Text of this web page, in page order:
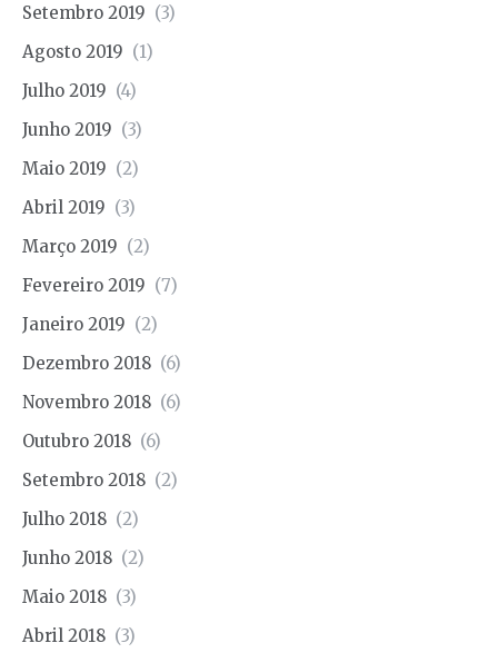
Setembro 2019 (3)
Agosto 2019 (1)
Julho 2019 (4)
Junho 2019 (3)
Maio 2019 (2)
Abril 2019 (3)
Março 2019 (2)
Fevereiro 2019 (7)
Janeiro 2019 (2)
Dezembro 2018 (6)
Novembro 2018 (6)
Outubro 2018 (6)
Setembro 2018 (2)
Julho 2018 (2)
Junho 2018 (2)
Maio 2018 (3)
Abril 2018 (3)